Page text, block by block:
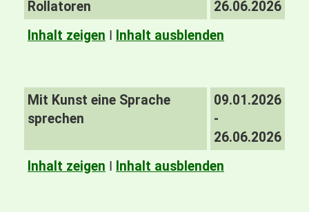
Rollatoren
26.06.2026
Inhalt zeigen I Inhalt ausblenden
Mit Kunst eine Sprache
sprechen
09.01.2026
-
26.06.2026
Inhalt zeigen I Inhalt ausblenden